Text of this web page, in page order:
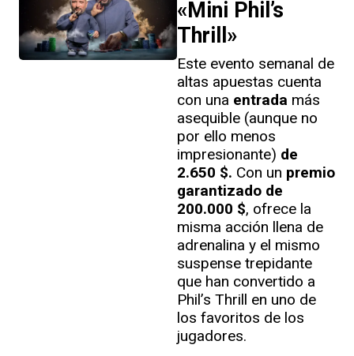
«Mini Phil’s
Thrill»
Este evento semanal de
altas apuestas cuenta
con una entrada más
asequible (aunque no
por ello menos
impresionante) de
2.650 $. Con un premio
garantizado de
200.000 $, ofrece la
misma acción llena de
adrenalina y el mismo
suspense trepidante
que han convertido a
Phil’s Thrill en uno de
los favoritos de los
jugadores.